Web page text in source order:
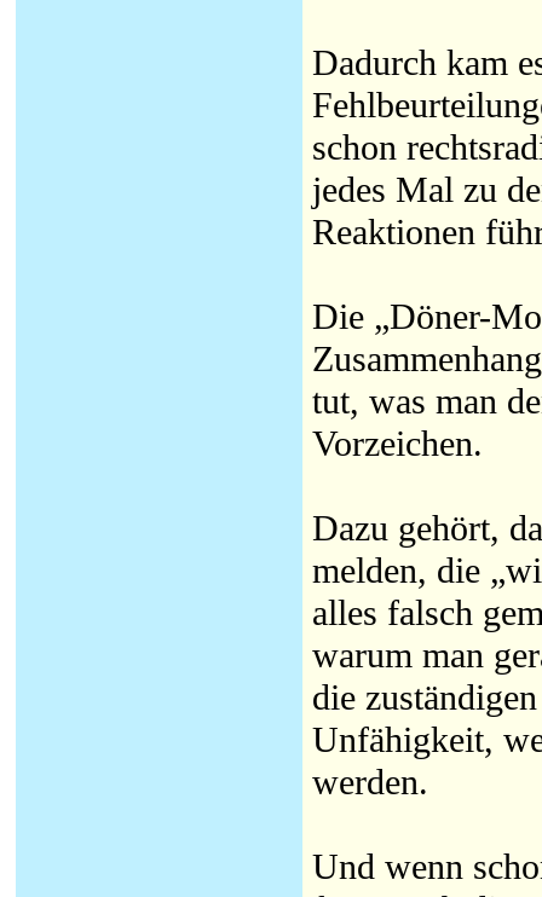
Dadurch kam
schon
jedes Mal zu
Reaktionen
Die „Döner-
tut, was man
Vorzeichen.
Dazu gehört,
melden, die
alles falsch
warum man
die
Unfähigkeit,
werden.
Und wenn